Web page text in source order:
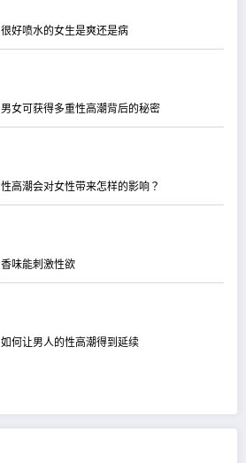
很好喷水的女生是爽还是病
男女可获得多重性高潮背后的秘密
性高潮会对女性带来怎样的影响？
香味能刺激性欲
如何让男人的性高潮得到延续